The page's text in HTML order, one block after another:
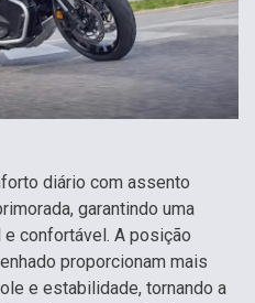
diário com assento
garantindo uma
confortável. A posição
proporcionam mais
e estabilidade, tornando a